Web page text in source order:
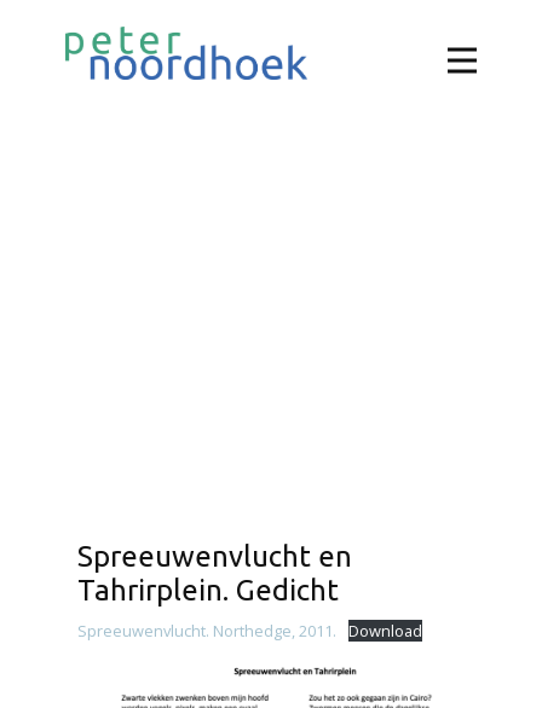
Spreeuwenvlucht en
Tahrirplein. Gedicht
Spreeuwenvlucht. Northedge, 2011. Download